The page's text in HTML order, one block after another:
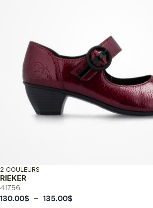
RIEKER
41756
2 COULEURS
130.00$ – 135.00$Plage